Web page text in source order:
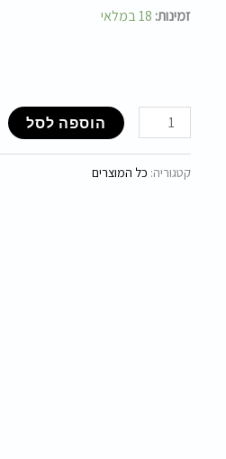
זמינות: 18 במלאי
לפנס
הוספה לסל
קטגוריה: כל המוצרים